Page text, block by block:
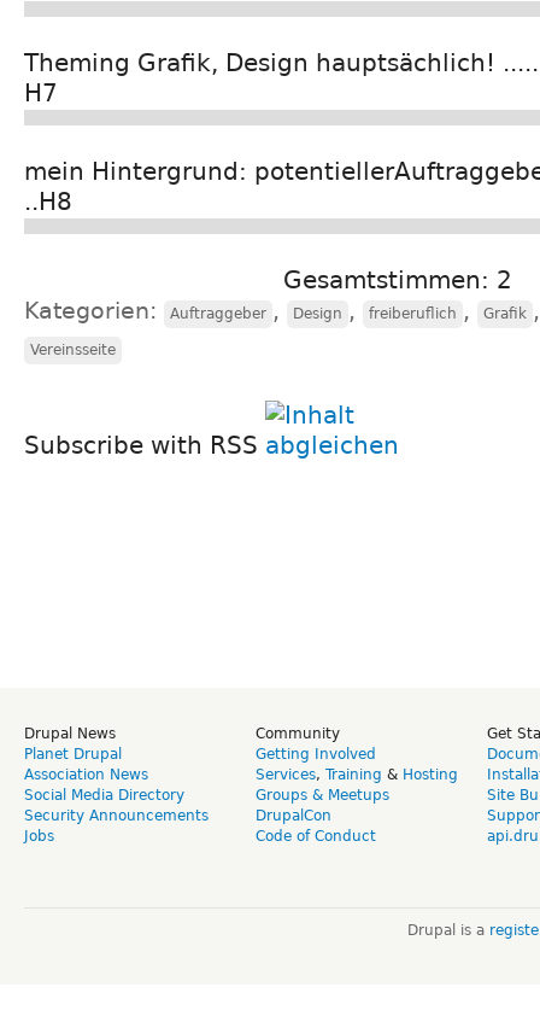
Theming Grafik, Design hauptsächlich!
H7
mein Hintergrund:
..H8
Gesamtstimmen: 2
Kategorien: Auftraggeber , Design , freiberuflich , Grafik
Vereinsseite
Subscribe with RSS
Drupal News
Planet Drupal
Association News
Social Media Directory
Security Announcements
Jobs
Community
Getting Involved
Services, Training & Hosting
Groups & Meetups
DrupalCon
Code of Conduct
Get
Site
Drupal is a